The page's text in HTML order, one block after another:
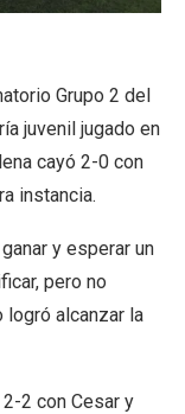
Grupo 2 del
juvenil jugado en
cayó 2-0 con
instancia.
y esperar un
pero no
logró alcanzar la
2 con Cesar y